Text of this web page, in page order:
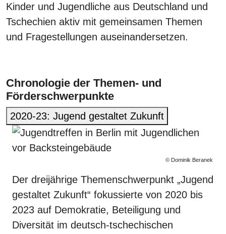
Kinder und Jugendliche aus Deutschland und
Tschechien aktiv mit gemeinsamen Themen
und Fragestellungen auseinandersetzen.
Chronologie der Themen- und
Förderschwerpunkte
2020-23: Jugend gestaltet Zukunft
© Dominik Beranek
Der dreijährige Themenschwerpunkt „Jugend
gestaltet Zukunft“ fokussierte von 2020 bis
2023 auf Demokratie, Beteiligung und
Diversität im deutsch-tschechischen